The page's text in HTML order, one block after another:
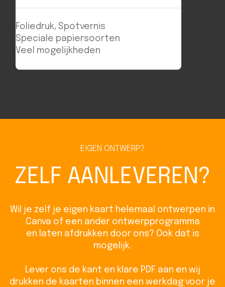
Foliedruk, Spotvernis
Speciale papiersoorten
Veel mogelijkheden
EIGEN ONTWERP?
ZELF AANLEVEREN?
Wil je zelf je eigen kaart helemaal ontwerpen in
Canva of een ander ontwerpprogramma
en laten afdrukken door ons? Ook dat is
mogelijk.
Lever ons de kant en klare PDF aan en wij
drukken de kaarten binnen een werkdag voor je